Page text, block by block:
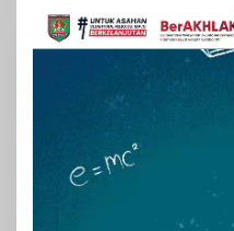
Pemutar
Video